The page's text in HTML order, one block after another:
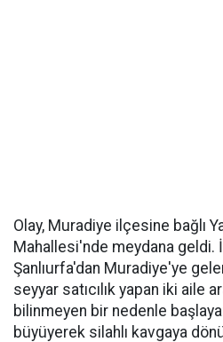
Olay, Muradiye ilçesine bağlı
Mahallesi'nde meydana geldi.
Şanlıurfa'dan Muradiye'ye
seyyar satıcılık yapan iki aile
bilinmeyen bir nedenle
büyüyerek silahlı kavgaya